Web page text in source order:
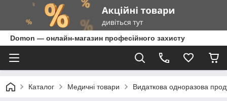
Domon — онлайн-магазин професійного захисту
Каталог Медичні товари Видаткова одноразова